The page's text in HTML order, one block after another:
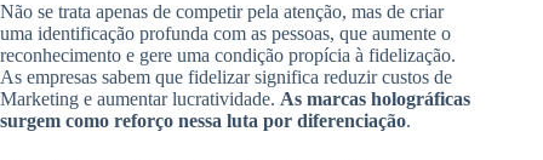
Não se trata apenas de competir pela atenção, mas de criar
uma identificação profunda com as pessoas, que aumente o
reconhecimento e gere uma condição propícia à fidelização.
As empresas sabem que fidelizar significa reduzir custos de
Marketing e aumentar lucratividade. As marcas holográficas
surgem como reforço nessa luta por diferenciação.